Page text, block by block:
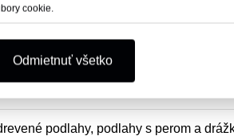
klincovačiek s T-klincom s
podlahy, podlahy s perom a
cookie.
Odmietnuť všetko